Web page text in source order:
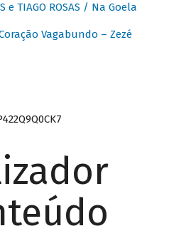
e TIAGO ROSAS / Na Goela
Vagabundo – Zezé